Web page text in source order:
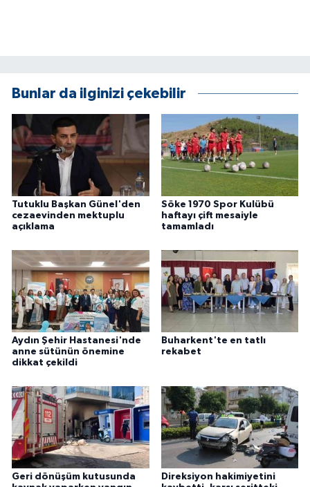
Bunlar da ilginizi çekebilir
Tutuklu Başkan Günel'den
cezaevinden mektuplu
açıklama
Söke 1970 Spor Kulübü
haftayı çift mesaiyle
tamamladı
Aydın Şehir Hastanesi'nde
anne sütünün önemine
dikkat çekildi
Buharkent'te en tatlı
rekabet
Geri dönüşüm kutusunda
Direksiyon hakimiyetini